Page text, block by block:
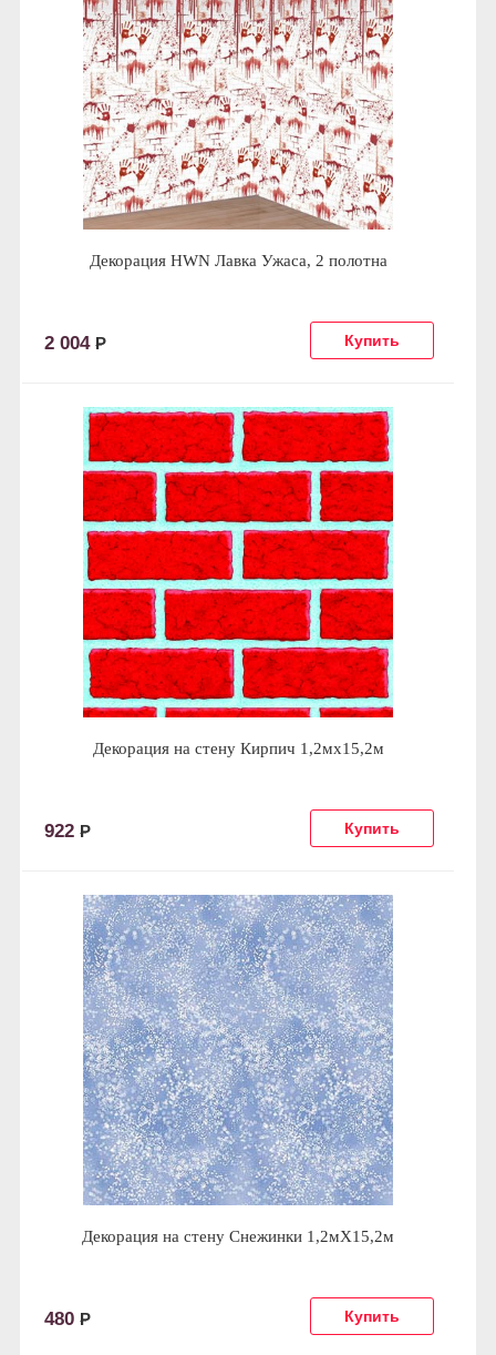
Декорация HWN Лавка Ужаса, 2 полотна
2 004 Р
Декорация на стену Кирпич 1,2мх15,2м
922 Р
Декорация на стену Снежинки 1,2мХ15,2м
480 Р